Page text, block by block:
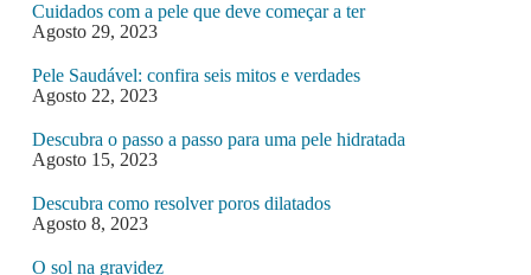
Cuidados com a pele que deve começar a ter
Agosto 29, 2023
Pele Saudável: confira seis mitos e verdades
Agosto 22, 2023
Descubra o passo a passo para uma pele hidratada
Agosto 15, 2023
Descubra como resolver poros dilatados
Agosto 8, 2023
O sol na gravidez